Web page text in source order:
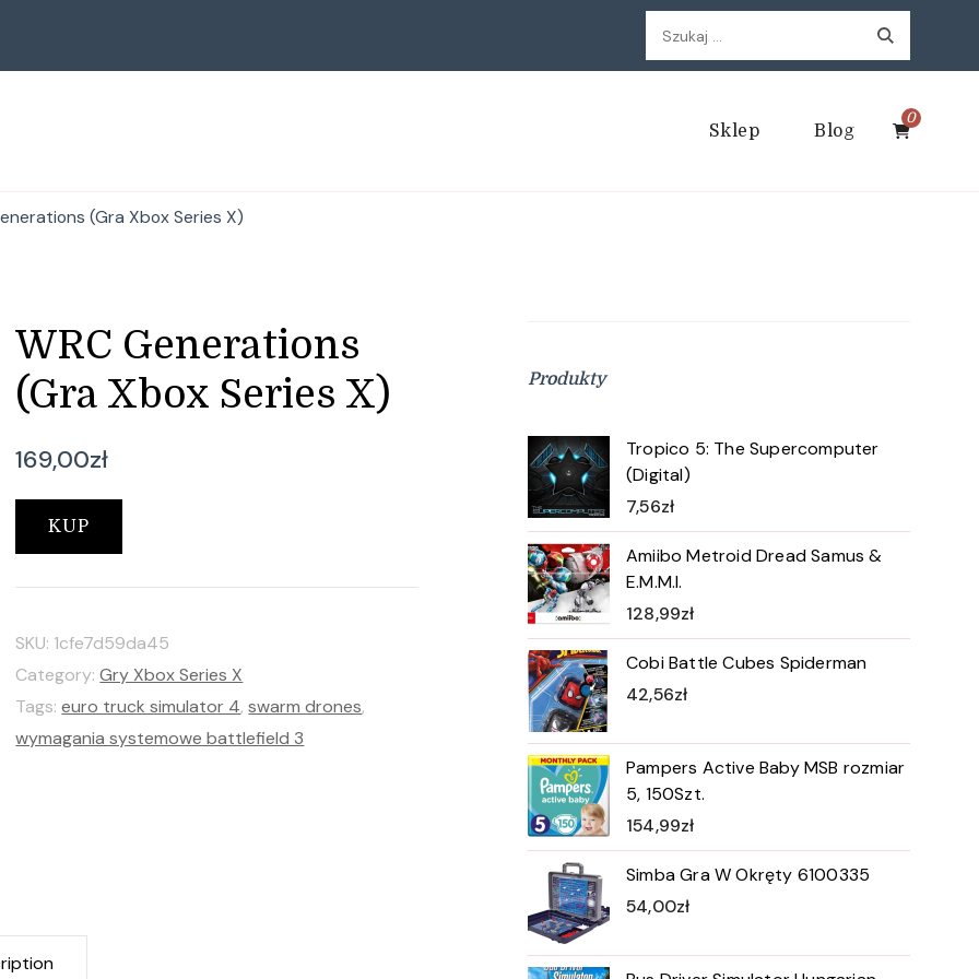
Szukaj:
Sklep Blog
0
(Gra Xbox Series X)
WRC Generations
(Gra Xbox Series X)
169,00zł
KUP
SKU: 1cfe7d59da45
Category:Gry Xbox Series X
Tags:euro truck simulator 4,swarm drones,
wymagania systemowe battlefield 3
Produkty
Tropico 5: The Supercomputer
(Digital)
7,56zł
Amiibo Metroid Dread Samus &
E.M.M.I.
128,99zł
Cobi Battle Cubes Spiderman
42,56zł
Pampers Active Baby MSB rozmiar
5, 150Szt.
154,99zł
Simba Gra W Okręty 6100335
54,00zł